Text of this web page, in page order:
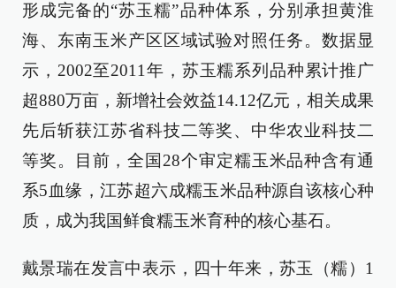
形成完备的“苏玉糯”品种体系，分别承担黄淮
海、东南玉米产区区域试验对照任务。数据显
示，2002至2011年，苏玉糯系列品种累计推广
超880万亩，新增社会效益14.12亿元，相关成果
先后斩获江苏省科技二等奖、中华农业科技二
等奖。目前，全国28个审定糯玉米品种含有通
系5血缘，江苏超六成糯玉米品种源自该核心种
质，成为我国鲜食糯玉米育种的核心基石。
戴景瑞在发言中表示，四十年来，苏玉（糯）1